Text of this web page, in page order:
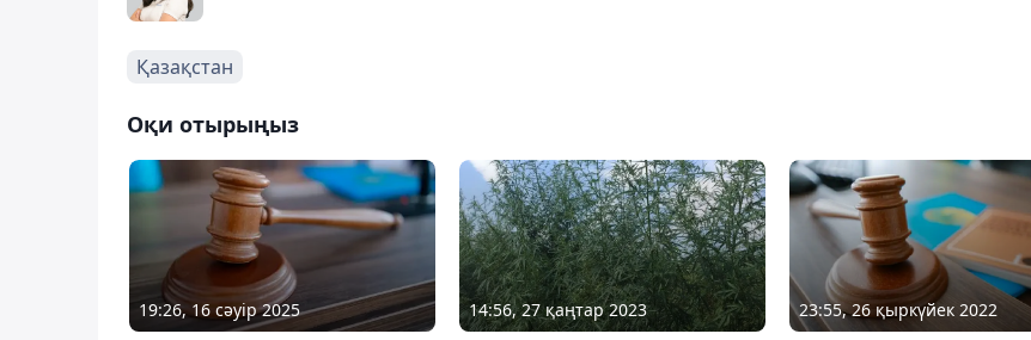
Қазақстан
Оқи отырыңыз
19:26, 16 сәуір 2025 14:56, 27 қаңтар 2023 23:55, 26 қыркүйек 2022